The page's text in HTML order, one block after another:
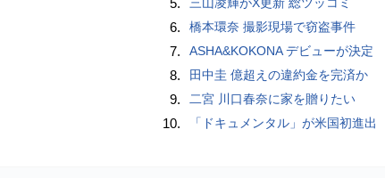
6. 橋本環奈 撮影現場で窃盗事件
7. ASHA&KOKONA デビューが決定
8. 田中圭 億超えの違約金を完済か
9. 二宮 川口春奈に家を贈りたい
10. 「ドキュメンタル」が米国初進出